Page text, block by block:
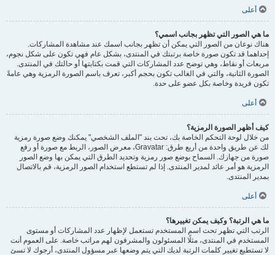
أعلى
ما هي الصور التي تظهر بجانب اسمي؟
هناك نوعان من الصور التي يمكن أن تظهر بجانب اسمك عند مشاهدة المشاركات.
إحداهما قد تكون صورة خاصة برتبتك في المنتدى، بشكل عام فهي تكون على شكل نجوم،
مربعات أو نقاط، وهي توضح عدد المشاركات التي قمت بكتابتها أو حالتك في المنتدى.
الصورة الثانية، والتي في الغالب تكون بحجم أكبر، تعرف باسم الصورة الرمزية وهي عامةً
تكون فريدة وخاصة بكل عضو على حدة.
أعلى
كيف أظهر الصورة الرمزية؟
من خلال لوحة التحكم الخاصة بك، تحت بند "الملف الشخصي" يمكنك وضع صورة رمزية
لك عن طريق واحدة من أربع طرق: Gravatar، معرض الصور، الربط مع صورة أو رفع
صورة من جهازك. السماح بوضع صور رمزية وتحديد الطرق التي يمكن بها وضع الصور
الرمزية هو أمر عائد لمدير المنتدى. إذا لم تستطع استخدام الصور الرمزية، قم بالاتصال
بمدير المنتدى.
أعلى
ما هي الرتبة؟ وكيف يمكن تغييرها؟
الرتب التي تظهر تحت اسم المستخدم تستعمل لإظهار عدد المشاركات أو مستوى
المستخدم في المنتدى، مثلًا المسئولون والمشرفون لهم مراتب خاصة. على العموم أنت
لا تستطيع تغيير كلمات الرتبة لديك التي يتم وضعها عبر مسؤول المنتدى، أرجوك لا تسئ